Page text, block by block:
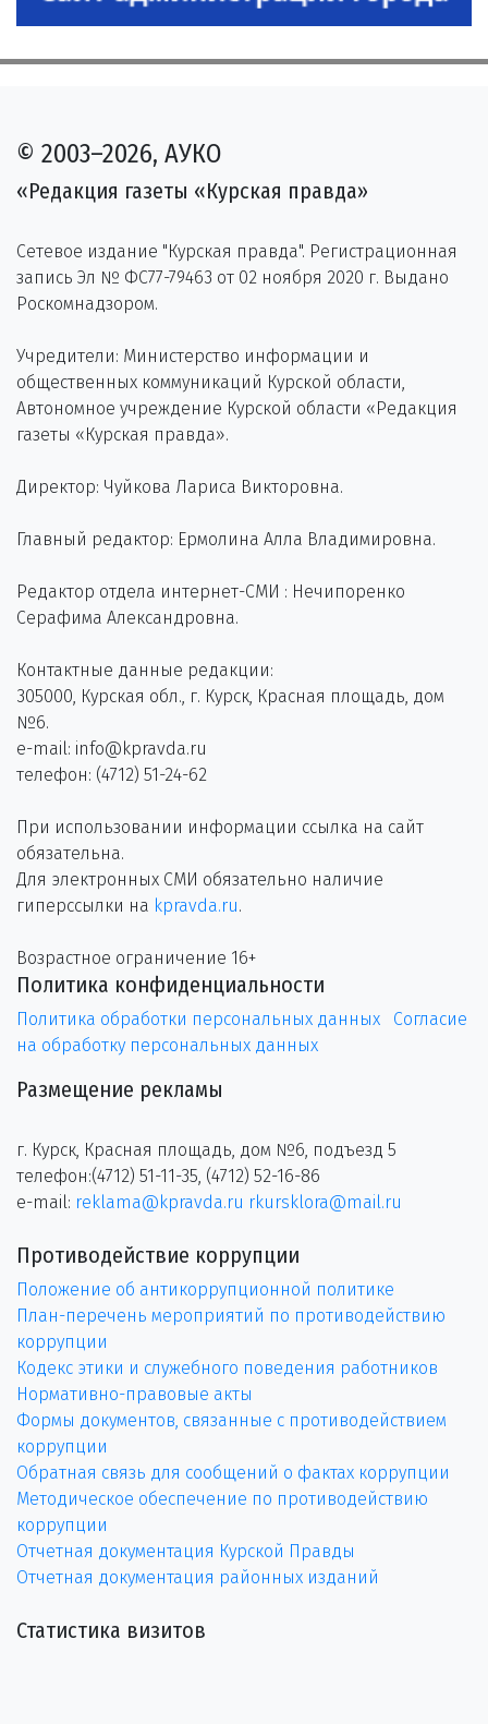
© 2003–2026, АУКО
«Редакция газеты «Курская правда»
Сетевое издание "Курская правда". Регистрационная
запись Эл № ФС77-79463 от 02 ноября 2020 г. Выдано
Роскомнадзором.
Учредители: Министерство информации и
общественных коммуникаций Курской области,
Автономное учреждение Курской области «Редакция
газеты «Курская правда».
Директор: Чуйкова Лариса Викторовна.
Главный редактор: Ермолина Алла Владимировна.
Редактор отдела интернет-СМИ : Нечипоренко
Серафима Александровна.
Контактные данные редакции:
305000, Курская обл., г. Курск, Красная площадь, дом
№6.
e-mail: info@kpravda.ru
телефон: (4712) 51-24-62
При использовании информации ссылка на сайт
обязательна.
Для электронных СМИ обязательно наличие
гиперссылки на kpravda.ru.
Возрастное ограничение 16+
Политика конфиденциальности
Политика обработки персональных данных
Согласие
на обработку персональных данных
Размещение рекламы
г. Курск, Красная площадь, дом №6, подъезд 5
телефон:(4712) 51-11-35, (4712) 52-16-86
e-mail: reklama@kpravda.ru rkursklora@mail.ru
Противодействие коррупции
Положение об антикоррупционной политике
План-перечень мероприятий по противодействию
коррупции
Кодекс этики и служебного поведения работников
Нормативно-правовые акты
Формы документов, связанные с противодействием
коррупции
Обратная связь для сообщений о фактах коррупции
Методическое обеспечение по противодействию
коррупции
Отчетная документация Курской Правды
Отчетная документация районных изданий
Статистика визитов